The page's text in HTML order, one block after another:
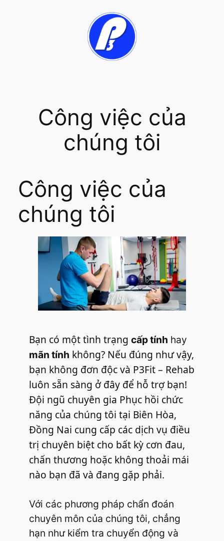
Công việc của
chúng tôi
Công việc của
chúng tôi
Bạn có một tình trạngcấp tính hay
mãn tính không? Nếu đúng như vậy,
bạn không đơn độc và P3Fit – Rehab
luôn sẵn sàng ở đây để hỗ trợ bạn!
Đội ngũ chuyên gia Phục hồi chức
năng của chúng tôi tại Biên Hòa,
Đồng Nai cung cấp các dịch vụ điều
trị chuyên biệt cho bất kỳ cơn đau,
chấn thương hoặc không thoải mái
nào bạn đã và đang gặp phải.
Với các phương pháp chẩn đoán
chuyên môn của chúng tôi, chẳng
hạn như kiểm tra chuyển động và